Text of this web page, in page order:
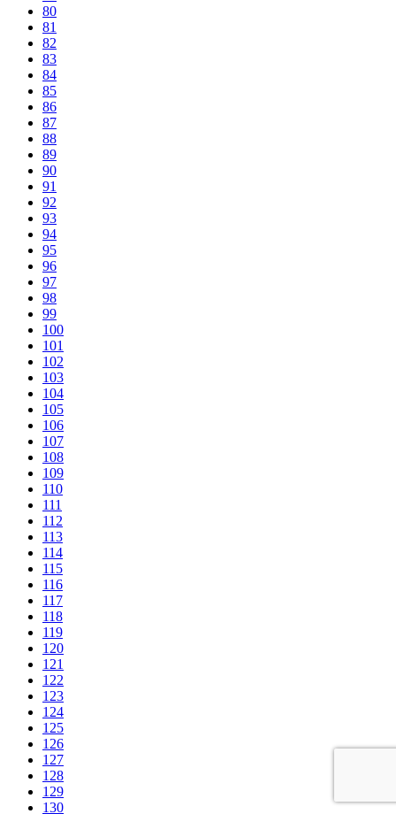
80
81
82
83
84
85
86
87
88
89
90
91
92
93
94
95
96
97
98
99
100
101
102
103
104
105
106
107
108
109
110
111
112
113
114
115
116
117
118
119
120
121
122
123
124
125
126
127
128
129
130